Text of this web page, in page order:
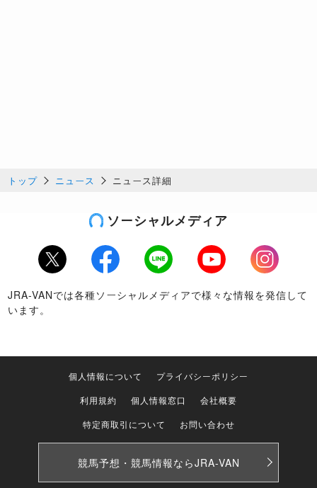
トップ ニュース ニュース詳細
ソーシャルメディア
Twitter Facebook LINE Youtube
Instagram
JRA-VANでは各種ソーシャルメディアで様々な情報を発信して
います。
個人情報について
プライバシーポリシー
利用規約
個人情報窓口
会社概要
特定商取引について
お問い合わせ
競馬予想・競馬情報ならJRA-VAN